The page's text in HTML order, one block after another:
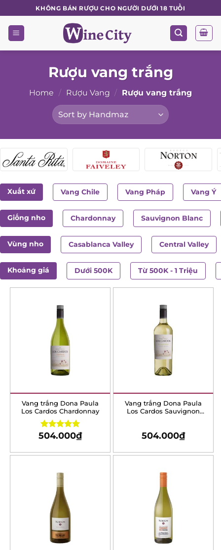
to
content
KHÔNG BÁN RƯỢU CHO NGƯỜI DƯỚI 18 TUỔI
Rượu vang trắng
Home Rượu Vang Rượu vang trắng
Xuất xứ Vang Chile Vang Pháp Vang Ý
Giống nho Chardonnay Sauvignon Blanc
Vùng nho Casablanca Valley Central Valley
Khoảng giá Dưới 500K Từ 500K - 1 Triệu
Vang trắng Dona Paula
Los Cardos Chardonnay
Rated5.00
out of 5
504.000₫
Vang trắng Dona Paula
Los Cardos Sauvignon
Blanc
504.000₫